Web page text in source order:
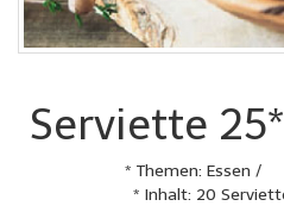
Serviette
* Themen: Essen /
* Inhalt: 20